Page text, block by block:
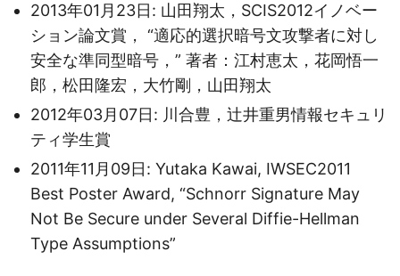
2013年01月23日: 山田翔太，SCIS2012イノベー
ション論文賞， “適応的選択暗号文攻撃者に対し
安全な準同型暗号，” 著者：江村恵太，花岡悟一
郎，松田隆宏，大竹剛，山田翔太
2012年03月07日: 川合豊，辻井重男情報セキュリ
ティ学生賞
2011年11月09日: Yutaka Kawai, IWSEC2011
Best Poster Award, “Schnorr Signature May
Not Be Secure under Several Diffie-Hellman
Type Assumptions”